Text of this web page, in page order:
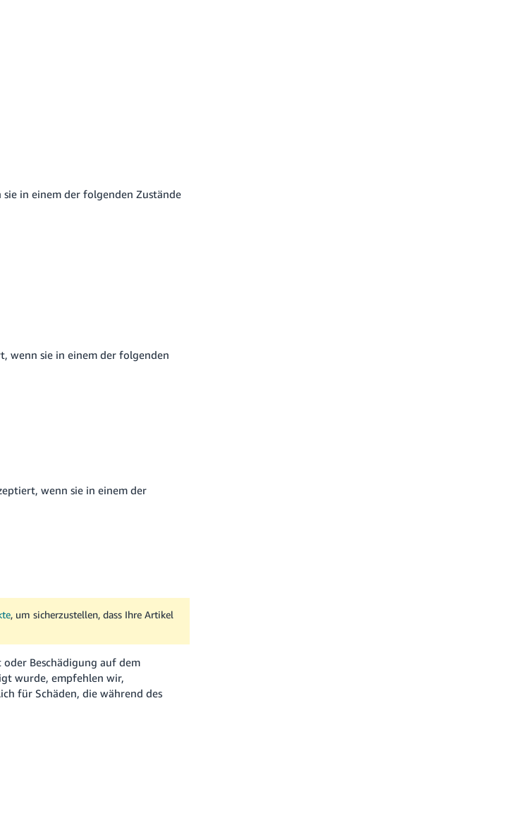
in einem der folgenden Zustände
wenn sie in einem der folgenden
wenn sie in einem der
, um sicherzustellen, dass Ihre Artikel
Beschädigung auf dem
wurde, empfehlen wir,
für Schäden, die während des